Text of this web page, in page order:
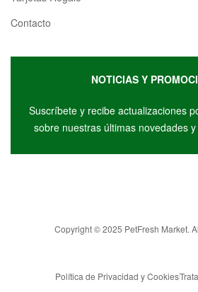
Contacto
NOTICIAS Y
Suscríbete y recibe actualizaciones
sobre nuestras últimas novedades
Copyright © 2025 PetFresh Market.
Política de Privacidad y Cookies